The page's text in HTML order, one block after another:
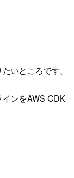
いところです。
ンをAWS CDK